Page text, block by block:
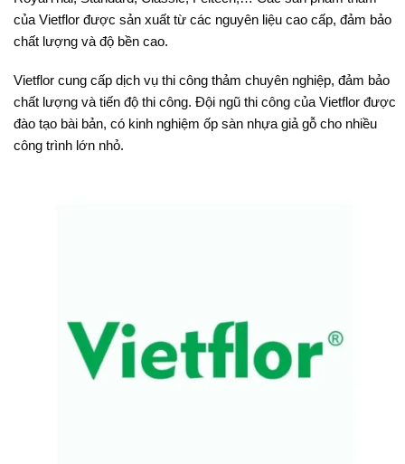
của Vietflor được sản xuất từ các nguyên liệu cao cấp, đảm bảo
chất lượng và độ bền cao.
Vietflor cung cấp dịch vụ thi công thảm chuyên nghiệp, đảm bảo
chất lượng và tiến độ thi công. Đội ngũ thi công của Vietflor được
đào tạo bài bản, có kinh nghiệm ốp sàn nhựa giả gỗ cho nhiều
công trình lớn nhỏ.